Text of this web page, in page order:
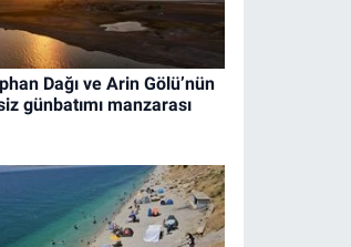
Dağı ve Arin Gölü’nün
günbatımı manzarası